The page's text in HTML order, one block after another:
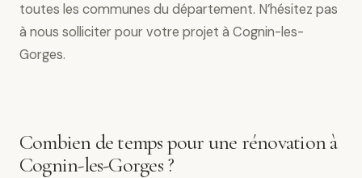
toutes les communes du département. N’hésitez pas
à nous solliciter pour votre projet à Cognin-les-
Gorges.
Combien de temps pour une rénovation à
Cognin-les-Gorges ?